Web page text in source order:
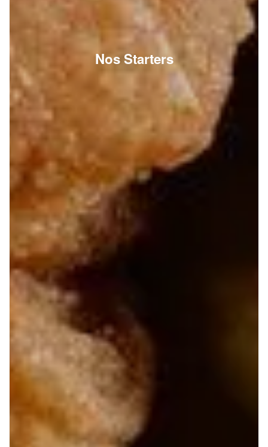
Nos Starters